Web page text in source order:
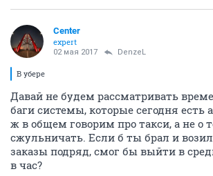
Center
expert
02 мая 2017 DenzeL
В убере
Давай не будем рассматривать
баги системы, которые сегодня есть
ж в общем говорим про такси, а не о
сжульничать. Если б ты брал и
заказы подряд, смог бы выйти в
в час?